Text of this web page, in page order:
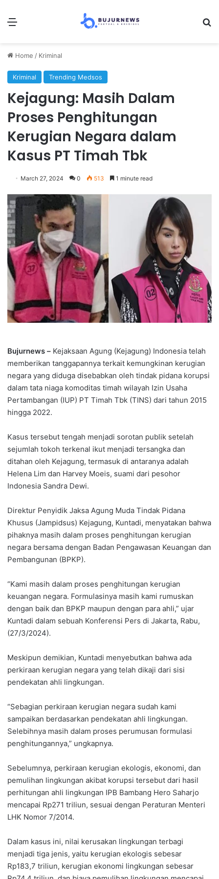
Menu
Home / Kriminal
Kriminal Trending Medsos
Kejagung: Masih Dalam
Proses Penghitungan
Kerugian Negara dalam
Kasus PT Timah Tbk
March 27, 2024 0 513 1 minute read
Bujurnews – Kejaksaan Agung (Kejagung) Indonesia telah
memberikan tanggapannya terkait kemungkinan kerugian
negara yang diduga disebabkan oleh tindak pidana korupsi
dalam tata niaga komoditas timah wilayah Izin Usaha
Pertambangan (IUP) PT Timah Tbk (TINS) dari tahun 2015
hingga 2022.
Kasus tersebut tengah menjadi sorotan publik setelah
sejumlah tokoh terkenal ikut menjadi tersangka dan
ditahan oleh Kejagung, termasuk di antaranya adalah
Helena Lim dan Harvey Moeis, suami dari pesohor
Indonesia Sandra Dewi.
Direktur Penyidik Jaksa Agung Muda Tindak Pidana
Khusus (Jampidsus) Kejagung, Kuntadi, menyatakan bahwa
pihaknya masih dalam proses penghitungan kerugian
negara bersama dengan Badan Pengawasan Keuangan dan
Pembangunan (BPKP).
“Kami masih dalam proses penghitungan kerugian
keuangan negara. Formulasinya masih kami rumuskan
dengan baik dan BPKP maupun dengan para ahli,” ujar
Kuntadi dalam sebuah Konferensi Pers di Jakarta, Rabu,
(27/3/2024).
Meskipun demikian, Kuntadi menyebutkan bahwa ada
perkiraan kerugian negara yang telah dikaji dari sisi
pendekatan ahli lingkungan.
“Sebagian perkiraan kerugian negara sudah kami
sampaikan berdasarkan pendekatan ahli lingkungan.
Selebihnya masih dalam proses perumusan formulasi
penghitungannya,” ungkapnya.
Sebelumnya, perkiraan kerugian ekologis, ekonomi, dan
pemulihan lingkungan akibat korupsi tersebut dari hasil
perhitungan ahli lingkungan IPB Bambang Hero Saharjo
mencapai Rp271 triliun, sesuai dengan Peraturan Menteri
LHK Nomor 7/2014.
Dalam kasus ini, nilai kerusakan lingkungan terbagi
menjadi tiga jenis, yaitu kerugian ekologis sebesar
Rp183,7 triliun, kerugian ekonomi lingkungan sebesar